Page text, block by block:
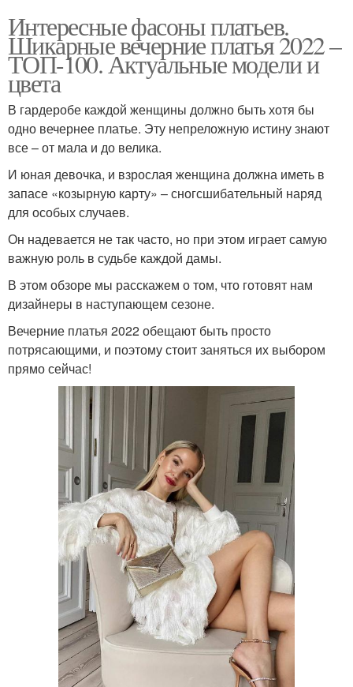
Платье на мисс Простые платья
Модные цветы Платья на новый год
Желанные платья
Платье с вышитым
лифом
Платье с открытым
Платье из атласа Двухцветное платье
Платье со шлейфом Бандажное платье
Платье с открытыми
плечами
Платья для встречи
Нарядное платье
Платье в греческом
стиле
Интересные фасоны платьев.
Шикарные вечерние платья 2022 –
ТОП-100. Актуальные модели и
цвета
В гардеробе каждой женщины должно быть хотя бы
одно вечернее платье. Эту непреложную истину знают
все – от мала и до велика.
И юная девочка, и взрослая женщина должна иметь в
запасе «козырную карту» – сногсшибательный наряд
для особых случаев.
Он надевается не так часто, но при этом играет самую
важную роль в судьбе каждой дамы.
В этом обзоре мы расскажем о том, что готовят нам
дизайнеры в наступающем сезоне.
Вечерние платья 2022 обещают быть просто
потрясающими, и поэтому стоит заняться их выбором
прямо сейчас!